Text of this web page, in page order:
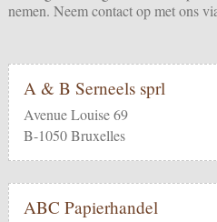
nemen. Neem contact op met ons
A & B Serneels sprl
Avenue Louise 69
B-1050 Bruxelles
ABC Papierhandel